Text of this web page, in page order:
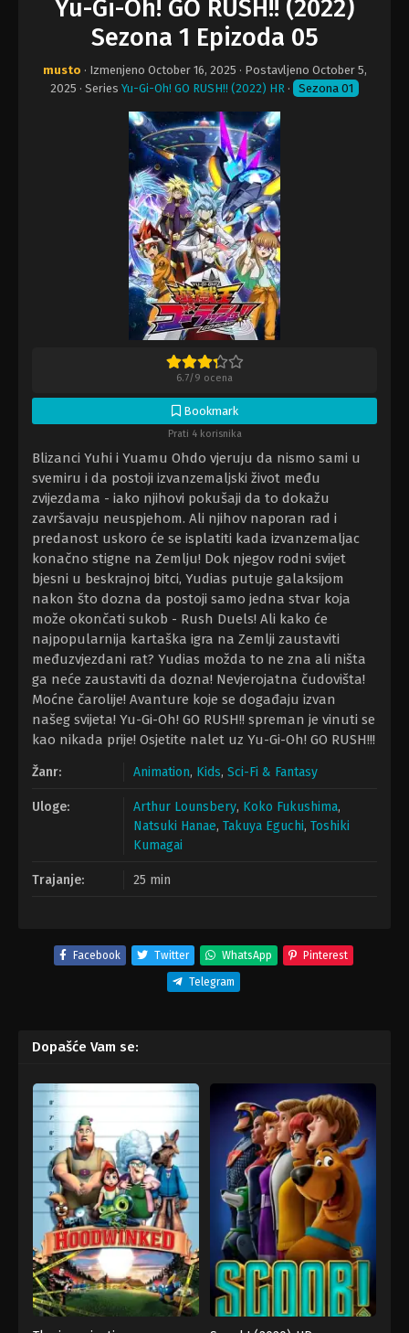
Yu-Gi-Oh! GO RUSH!! (2022)
Sezona 1 Epizoda 05
musto · Izmenjeno October 16, 2025 · Postavljeno October 5,
2025 · Series Yu-Gi-Oh! GO RUSH!! (2022) HR · Sezona 01
6.7/9 ocena
Bookmark
Prati 4 korisnika
Blizanci Yuhi i Yuamu Ohdo vjeruju da nismo sami u
svemiru i da postoji izvanzemaljski život među
zvijezdama - iako njihovi pokušaji da to dokažu
završavaju neuspjehom. Ali njihov naporan rad i
predanost uskoro će se isplatiti kada izvanzemaljac
konačno stigne na Zemlju! Dok njegov rodni svijet
bjesni u beskrajnoj bitci, Yudias putuje galaksijom
nakon što dozna da postoji samo jedna stvar koja
može okončati sukob - Rush Duels! Ali kako će
najpopularnija kartaška igra na Zemlji zaustaviti
međuzvjezdani rat? Yudias možda to ne zna ali ništa
ga neće zaustaviti da dozna! Nevjerojatna čudovišta!
Moćne čarolije! Avanture koje se događaju izvan
našeg svijeta! Yu-Gi-Oh! GO RUSH!! spreman je vinuti se
kao nikada prije! Osjetite nalet uz Yu-Gi-Oh! GO RUSH!!!
Žanr: Animation, Kids, Sci-Fi & Fantasy
Uloge: Arthur Lounsbery, Koko Fukushima,
Natsuki Hanae, Takuya Eguchi, Toshiki
Kumagai
Trajanje: 25 min
Facebook Twitter WhatsApp Pinterest
Telegram
Dopašće Vam se: